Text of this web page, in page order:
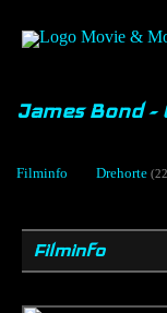
James Bond -
Filminfo Drehorte
Filminfo